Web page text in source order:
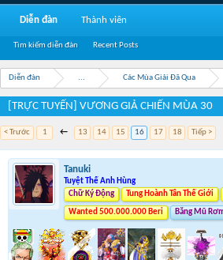
Diễn đàn ... Các Mùa Giải Đã Qua
[TRỰC TUYẾN] VƯƠNG GIẢ CHIẾN MÙA 30
< Trước 1 ← 13 14 15 16 17 18 Tiếp >
Tanuki
Tuyệt Thế Anh Hùng
Chữ Ký Động
Tung Hoành Tân Thế Giới
Wanted 500.000.000 Beri Băng Mũ
Diễn đàn
Tìm kiếm diễn đàn Recent Posts
Thành viên